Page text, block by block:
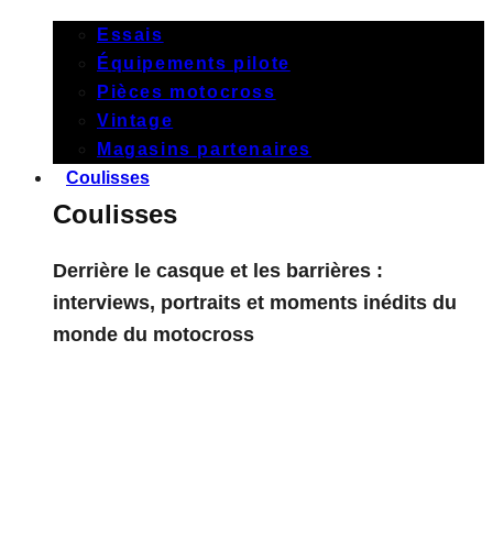
Essais
Équipements pilote
Pièces motocross
Vintage
Magasins partenaires
Coulisses
Coulisses
Derrière le casque et les barrières :
interviews, portraits et moments inédits du
monde du motocross